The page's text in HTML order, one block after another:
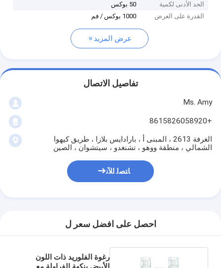
الحد الأدنى لكمية
50 بوكس
القدرة على العرض
1000 بوكس ​​/ فم
عرض المزيد
تفاصيل الاتصال
Ms. Amy
+8615826058920
الغرفة 2613 ، المبنى أ ، بارادايس بلازا ، طريق كيهوا
الشمالي ، منطقة ووهو ، تشنغدو ، سيتشوان ، الصين
ﺎﺘﺼﻟ ﺍﻶﻧ
احصل على افضل سعر ل
رغوة الفلوريد ذات اللون